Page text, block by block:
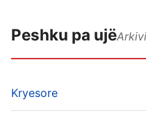
Peshku pa ujëArkivi
Kryesore